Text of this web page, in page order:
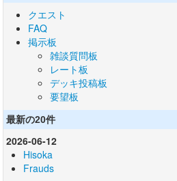
クエスト
FAQ
掲示板
雑談質問板
レート板
デッキ投稿板
要望板
最新の20件
2026-06-12
Hisoka
Frauds